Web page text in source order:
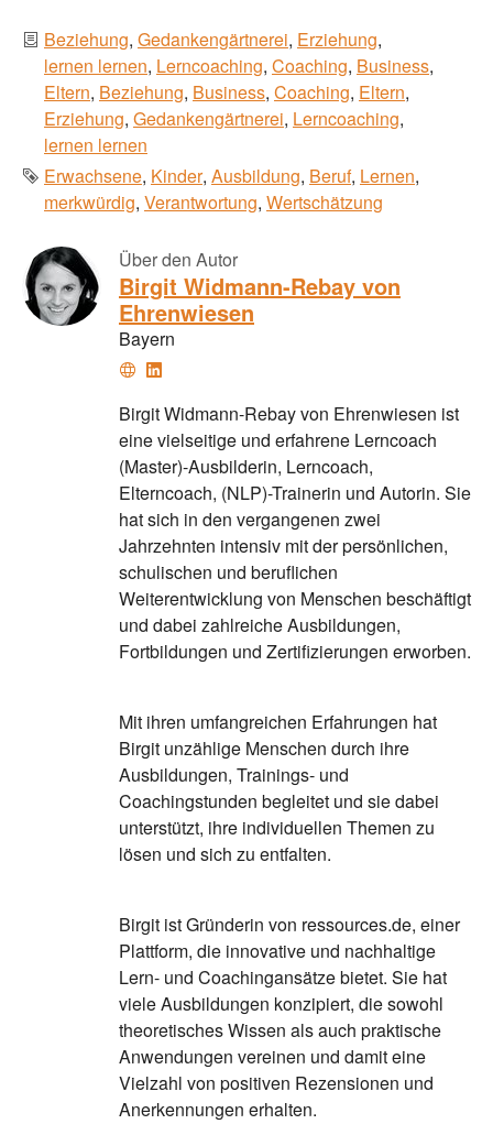
Kategorien
Beziehung Gedankengärtnerei Erziehung
lernen lernen Lerncoaching Coaching Business
Eltern Beziehung Business Coaching Eltern
Erziehung Gedankengärtnerei Lerncoaching
lernen lernen
Schlagworte
Erwachsene Kinder Ausbildung Beruf Lernen
merkwürdig Verantwortung Wertschätzung
Über den Autor
Birgit Widmann-Rebay von
Ehrenwiesen
Bayern
Webseite
LinkedIn
Birgit Widmann-Rebay von Ehrenwiesen ist
eine vielseitige und erfahrene Lerncoach
(Master)-Ausbilderin, Lerncoach,
Elterncoach, (NLP)-Trainerin und Autorin. Sie
hat sich in den vergangenen zwei
Jahrzehnten intensiv mit der persönlichen,
schulischen und beruflichen
Weiterentwicklung von Menschen beschäftigt
und dabei zahlreiche Ausbildungen,
Fortbildungen und Zertifizierungen erworben.
Mit ihren umfangreichen Erfahrungen hat
Birgit unzählige Menschen durch ihre
Ausbildungen, Trainings- und
Coachingstunden begleitet und sie dabei
unterstützt, ihre individuellen Themen zu
lösen und sich zu entfalten.
Birgit ist Gründerin von ressources.de, einer
Plattform, die innovative und nachhaltige
Lern- und Coachingansätze bietet. Sie hat
viele Ausbildungen konzipiert, die sowohl
theoretisches Wissen als auch praktische
Anwendungen vereinen und damit eine
Vielzahl von positiven Rezensionen und
Anerkennungen erhalten.